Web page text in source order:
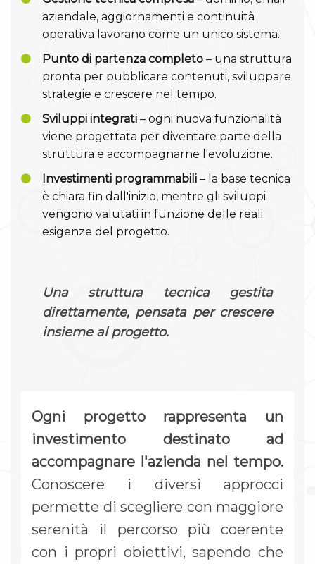
aziendale, aggiornamenti e continuità
operativa lavorano come un unico sistema.
Punto di partenza completo – una struttura
pronta per pubblicare contenuti, sviluppare
strategie e crescere nel tempo.
Sviluppi integrati – ogni nuova funzionalità
viene progettata per diventare parte della
struttura e accompagnarne l'evoluzione.
Investimenti programmabili – la base tecnica
è chiara fin dall'inizio, mentre gli sviluppi
vengono valutati in funzione delle reali
esigenze del progetto.
Una struttura tecnica gestita
direttamente, pensata per crescere
insieme al progetto.
Ogni progetto rappresenta un
investimento destinato ad
accompagnare l'azienda nel tempo.
Conoscere i diversi approcci
permette di scegliere con maggiore
serenità il percorso più coerente
con i propri obiettivi, sapendo che